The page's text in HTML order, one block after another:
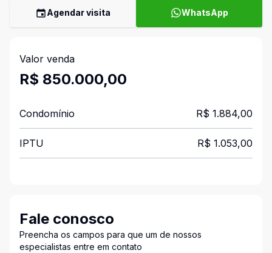
Agendar visita WhatsApp
Valor venda
R$ 850.000,00
Condomínio R$ 1.884,00
IPTU R$ 1.053,00
Fale conosco
Preencha os campos para que um de nossos
especialistas entre em contato